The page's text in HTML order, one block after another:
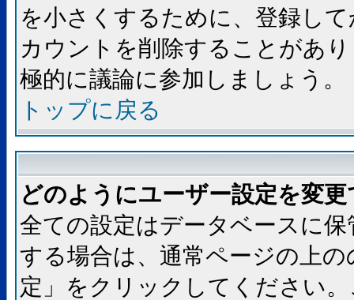
を小さくするために、登録し
カウントを削除することがあ
極的に議論に参加しましょう。
トップに戻る
どのようにユーザー設定を変
全ての設定はデータベースに
する場合は、通常ページの上
定」をクリックしてください